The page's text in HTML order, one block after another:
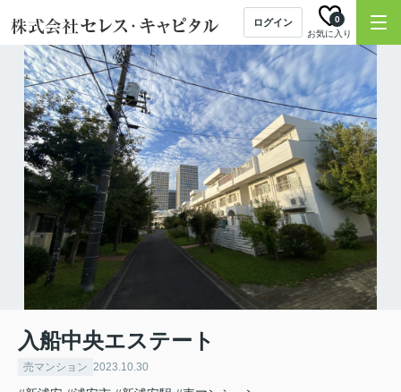
ログイン
お気に入り
0
入船中央エステート
売マンション 2023.10.30